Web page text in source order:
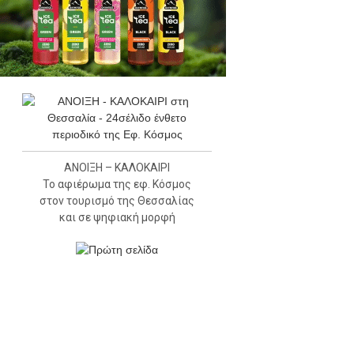
ΑΝΟΙΞΗ – ΚΑΛΟΚΑΙΡΙ
Το αφιέρωμα της εφ. Κόσμος
στον τουρισμό της Θεσσαλίας
και σε ψηφιακή μορφή